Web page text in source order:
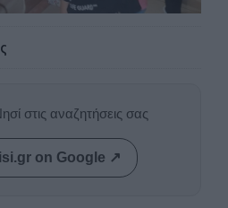
στις αναζητήσεις σας
on Google ↗